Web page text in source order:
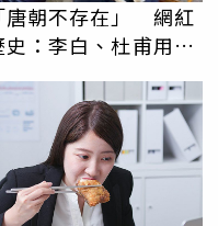
唐朝不存在」 網紅
：李白、杜甫用鮮